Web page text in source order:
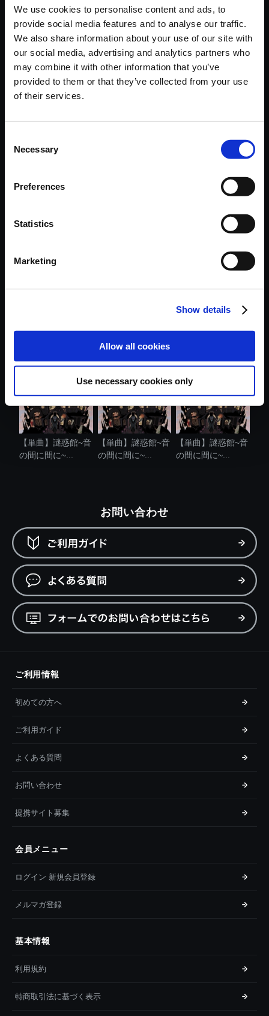
We use cookies to personalise content and ads, to
provide social media features and to analyse our traffic.
We also share information about your use of our site with
our social media, advertising and analytics partners who
may combine it with other information that you’ve
provided to them or that they’ve collected from your use
of their services.
Selection
Necessary
Preferences
Statistics
Marketing
Show details
Allow all cookies
Use necessary cookies only
【単曲】謎惑館~音の間に間に~
オリジナルサウンドトラック 歪
むセカイ
おすすめ商品
【単曲】謎惑館~音
の間に間に~...
【単曲】謎惑館~音
の間に間に~...
【単曲】謎惑館~音
の間に間に~...
お問い合わせ
ご利用情報
初めての方へ
ご利用ガイド
よくある質問
お問い合わせ
提携サイト募集
会員メニュー
ログイン 新規会員登録
メルマガ登録
基本情報
利用規約
特商取引法に基づく表示